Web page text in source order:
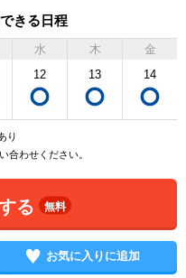
きる日程
水
12
木
13
金
14
り
合わせください。
る 無料
お気に入りに追加